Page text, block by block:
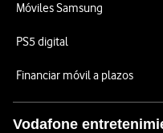
Móviles Samsung
PS5 digital
Financiar móvil a plazos
Vodafone